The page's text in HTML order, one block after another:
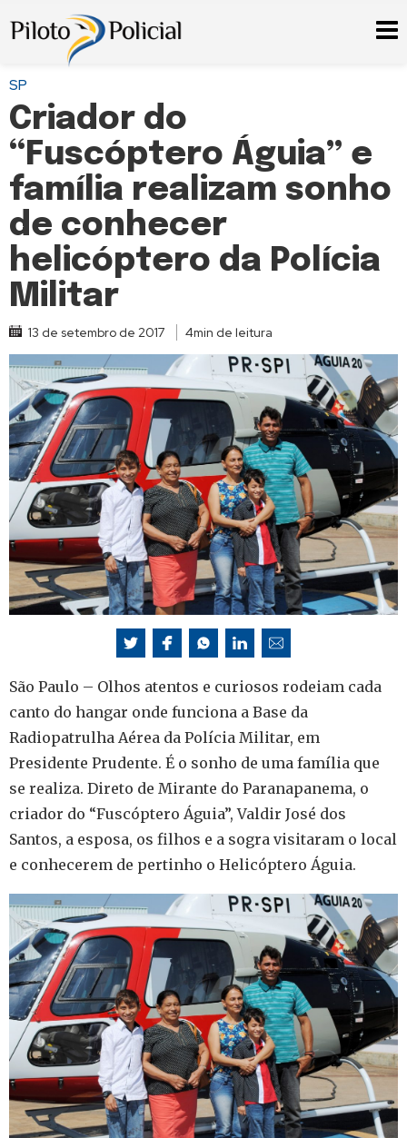
SP
Criador do
“Fuscóptero Águia” e
família realizam sonho
de conhecer
helicóptero da Polícia
Militar
13 de setembro de 2017 4min de leitura
São Paulo – Olhos atentos e curiosos rodeiam cada
canto do hangar onde funciona a Base da
Radiopatrulha Aérea da Polícia Militar, em
Presidente Prudente. É o sonho de uma família que
se realiza. Direto de Mirante do Paranapanema, o
criador do “Fuscóptero Águia”, Valdir José dos
Santos, a esposa, os filhos e a sogra visitaram o local
e conhecerem de pertinho o Helicóptero Águia.